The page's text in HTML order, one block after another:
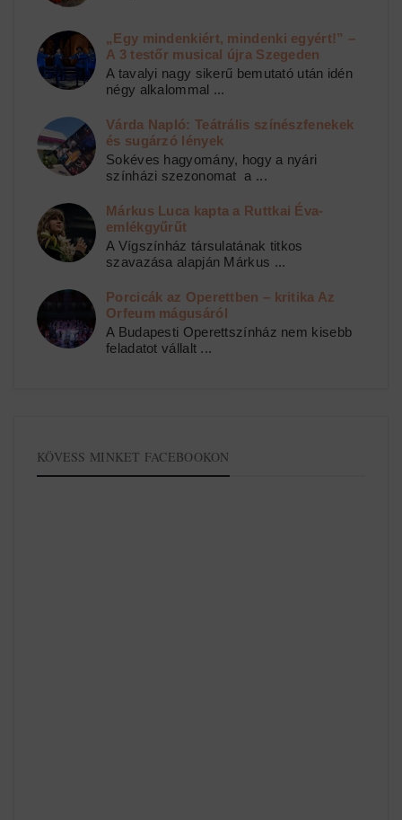
„Egy mindenkiért, mindenki egyért!” –
A 3 testőr musical újra Szegeden
A tavalyi nagy sikerű bemutató után idén
négy alkalommal ...
Várda Napló: Teátrális színészfenekek
és sugárzó lények
Sokéves hagyomány, hogy a nyári
színházi szezonomat a ...
Márkus Luca kapta a Ruttkai Éva-
emlékgyűrűt
A Vígszínház társulatának titkos
szavazása alapján Márkus ...
Porcicák az Operettben – kritika Az
Orfeum mágusáról
A Budapesti Operettszínház nem kisebb
feladatot vállalt ...
KÖVESS MINKET FACEBOOKON